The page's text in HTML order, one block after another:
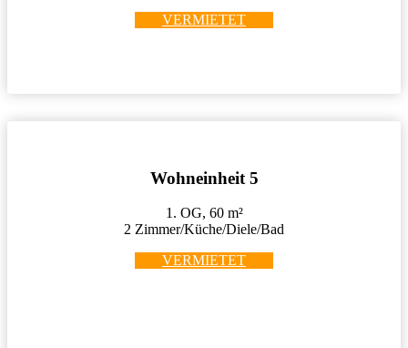
VERMIETET
Wohneinheit 5
1. OG, 60 m²
2 Zimmer/Küche/Diele/Bad
VERMIETET